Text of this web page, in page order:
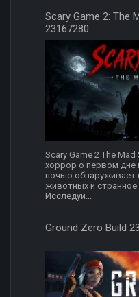
Scary Game 2: The
23167280
Scary Game 2 The
хоррор о первом дне
ночью обнаруживает
животных и
Исследуй...
Ground Zero Build